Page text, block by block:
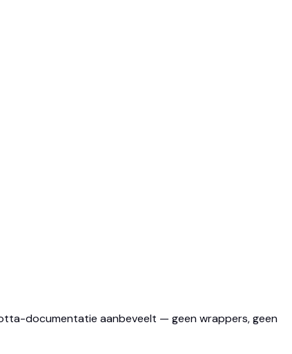
documentatie aanbeveelt — geen wrappers, geen